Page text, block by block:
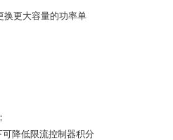
换更大容量的功率单
降低限流控制器积分